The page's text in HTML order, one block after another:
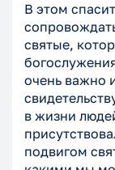
В этом
святые,
очень важно
в жизни
подвигом